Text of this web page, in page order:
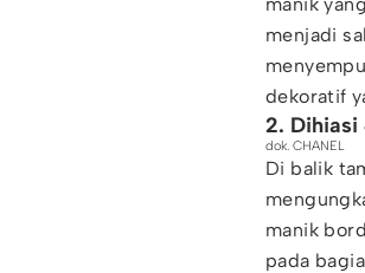
menjadi
dekoratif
2. Dihiasi
dok. CHANEL
Di balik
manik
pada